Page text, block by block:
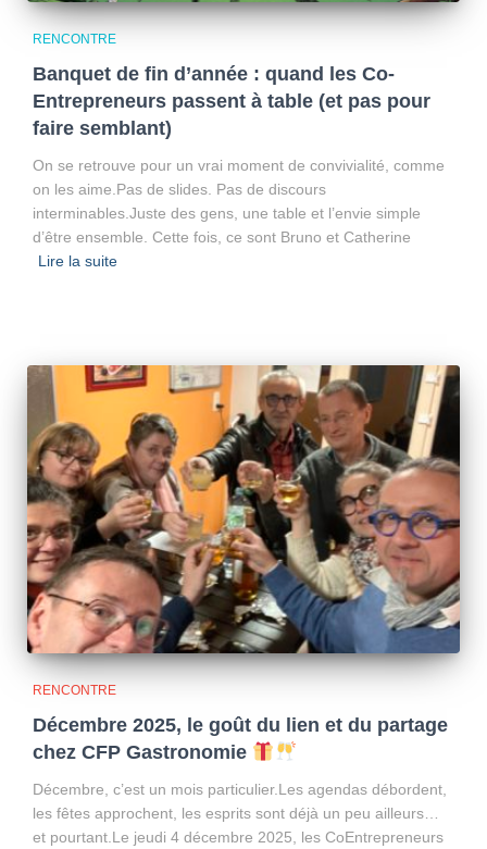
RENCONTRE
Banquet de fin d’année : quand les Co-
Entrepreneurs passent à table (et pas pour
faire semblant)
On se retrouve pour un vrai moment de convivialité, comme
on les aime.Pas de slides. Pas de discours
interminables.Juste des gens, une table et l’envie simple
d’être ensemble. Cette fois, ce sont Bruno et Catherine
Lire la suite
RENCONTRE
Décembre 2025, le goût du lien et du partage
chez CFP Gastronomie
Décembre, c’est un mois particulier.Les agendas débordent,
les fêtes approchent, les esprits sont déjà un peu ailleurs…
et pourtant.Le jeudi 4 décembre 2025, les CoEntrepreneurs